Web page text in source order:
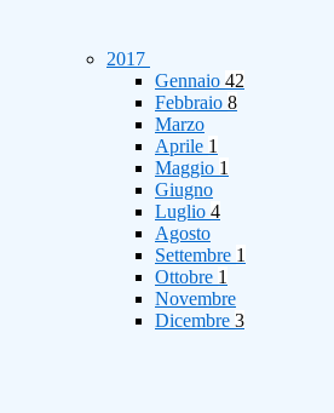
2017
Gennaio 42
Febbraio 8
Marzo
Aprile 1
Maggio 1
Giugno
Luglio 4
Agosto
Settembre 1
Ottobre 1
Novembre
Dicembre 3